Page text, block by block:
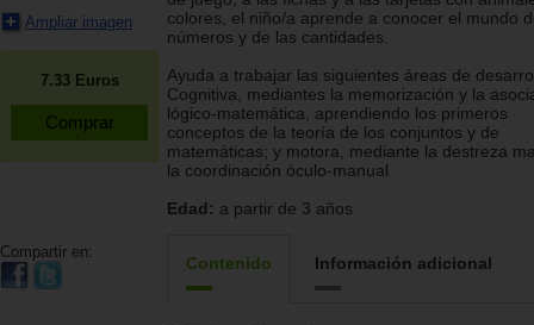
Ampliar imagen
7.33 Euros
Compartir en:
colores, el niño/a aprende a conocer el mundo
números y de las cantidades.
Ayuda a trabajar las siguientes áreas de
Cognitiva, mediantes la memorización y la
lógico-matemática, aprendiendo los primeros
conceptos de la teoría de los conjuntos y de
matemáticas; y motora, mediante la destreza
la coordinación óculo-manual
Edad: a partir de 3 años
Contenido Información adicional